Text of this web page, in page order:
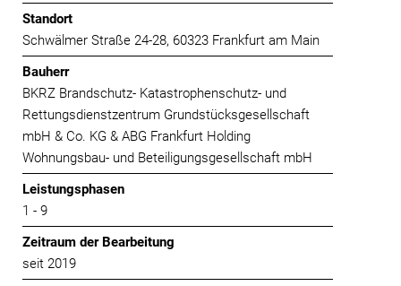
Standort
Schwälmer Straße 24-28, 60323 Frankfurt am Main
Bauherr
BKRZ Brandschutz- Katastrophenschutz- und
Rettungsdienstzentrum Grundstücksgesellschaft
mbH & Co. KG & ABG Frankfurt Holding
Wohnungsbau- und Beteiligungsgesellschaft mbH
Leistungsphasen
1 - 9
Zeitraum der Bearbeitung
seit 2019